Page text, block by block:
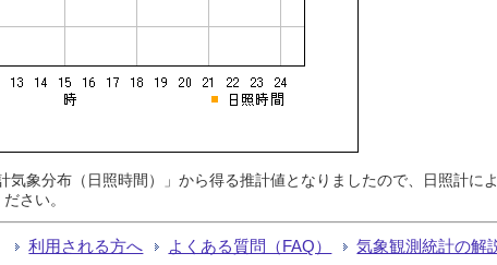
象分布（日照時間）」から得る推計値となりましたので、日照計に
さい。
利用される方へ よくある質問（FAQ） 気象観測統計の解